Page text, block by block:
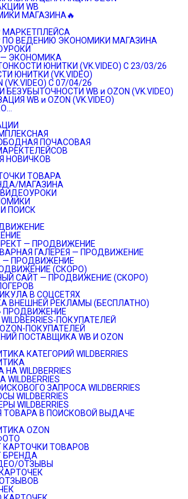
WB
МАГАЗИНА🔥
МАРКЕТПЛЕЙСА
ПО ВЕДЕНИЮ ЭКОНОМИКИ МАГАЗИНА
— ЭКОНОМИКА
ЮНИТКИ (VK.VIDEO) C 23/03/26
ЮНИТКИ (VK.VIDEO)
C 07/04/26
WB и OZON (VK.VIDEO)
WB и OZON (VK.VIDEO)
ПОЧАСОВАЯ
НОВИЧКОВ
ТОВАРА
МАГАЗИНА
ПОИСК
— ПРОДВИЖЕНИЕ
ГАЛЕРЕЯ — ПРОДВИЖЕНИЕ
— ПРОДВИЖЕНИЕ
(СКОРО)
САЙТ — ПРОДВИЖЕНИЕ (СКОРО)
В СОЦСЕТЯХ
ВНЕШНЕЙ РЕКЛАМЫ (БЕСПЛАТНО)
ПРОДВИЖЕНИЕ
ПОКУПАТЕЛЕЙ
ПОКУПАТЕЛЕЙ
ПОСТАВЩИКА WB И OZON
КАТЕГОРИЙ WILDBERRIES
WILDBERRIES
ЗАПРОСА WILDBERRIES
WILDBERRIES
WILDBERRIES
ТОВАРА В ПОИСКОВОЙ ВЫДАЧЕ
OZON
ТОВАРОВ
БРЕНДА
ОТЗЫВЫ
КАРТОЧЕК
ОТЗЫВОВ